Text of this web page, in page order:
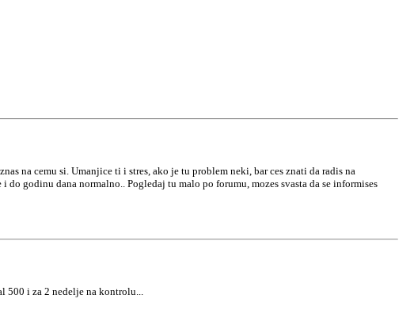
na cemu si. Umanjice ti i stres, ako je tu problem neki, bar ces znati da radis na
godinu dana normalno.. Pogledaj tu malo po forumu, mozes svasta da se informises
500 i za 2 nedelje na kontrolu...